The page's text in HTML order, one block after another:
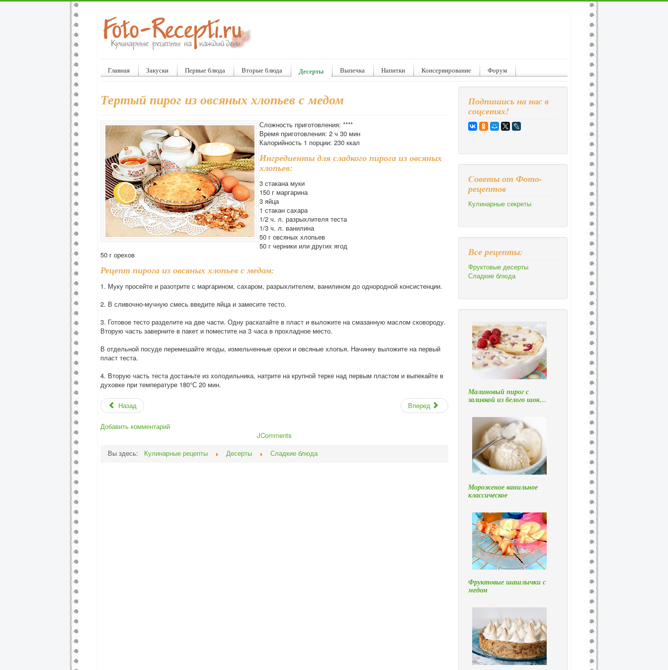
Главная Закуски Первые блюда Вторые блюда Десерты Выпечка Напитки Консервирование Форум
Тертый пирог из овсяных хлопьев с медом
Сложность приготовления: ****
Время приготовления: 2 ч 30 мин
Калорийность 1 порции: 230 ккал
Ингредиенты для сладкого пирога из овсяных
хлопьев:
3 стакана муки
150 г маргарина
3 яйца
1 стакан сахара
1/2 ч. л. разрыхлителя теста
1/3 ч. л. ванилина
50 г овсяных хлопьев
50 г черники или других ягод
50 г орехов
Рецепт пирога из овсяных хлопьев с медом:
1. Муку просейте и разотрите с маргарином, сахаром, разрыхлителем, ванилином до однородной консистенции.
2. В сливочно-мучную смесь введите яйца и замесите тесто.
3. Готовое тесто разделите на две части. Одну раскатайте в пласт и выложите на смазанную маслом сковороду.
Вторую часть заверните в пакет и поместите на 3 часа в прохладное место.
В отдельной посуде перемешайте ягоды, измельченные орехи и овсяные хлопья. Начинку выложите на первый
пласт теста.
4. Вторую часть теста достаньте из холодильника, натрите на крупной терке над первым пластом и выпекайте в
духовке при температуре 180°С 20 мин.
Назад Вперед
Добавить комментарий
JComments
Вы здесь:
Кулинарные рецепты Десерты Сладкие блюда
Подпишись на нас в
соцсетях!
Cоветы от Фото-
рецептов
Кулинарные секреты
Все рецепты:
Фруктовые десерты
Сладкие блюда
Малиновый пирог с
заливкой из белого шок…
Мороженое ванильное
классическое
Фруктовые шашлычки с
медом